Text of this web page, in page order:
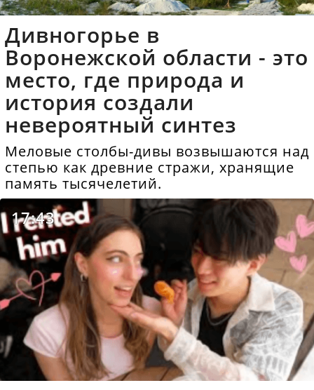
Дивногорье в
Воронежской области - это
место, где природа и
история создали
невероятный синтез
Меловые столбы-дивы возвышаются над
степью как древние стражи, хранящие
память тысячелетий.
17:43